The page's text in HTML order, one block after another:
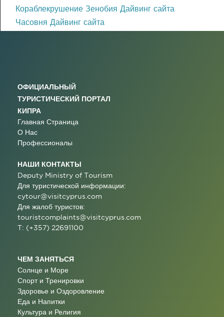
Кораблекрушение Зенобия Дайвинг сайта
Часовня Дайвинг сайта
ОФИЦИАЛЬНЫЙ
ТУРИСТИЧЕСКИЙ ПОРТАЛ
КИПРА
Главная Страница
О Нас
Профессионалы
НАШИ КОНТАКТЫ
Deputy Ministry of Tourism
Для туристической информации:
cytour@visitcyprus.com
Для жалоб туристов:
touristcomplaints@visitcyprus.com
T: (+357) 22691100
ЧЕМ ЗАНЯТЬСЯ
Солнце и Море
Спорт и Тренировки
Здоровье и Оздоровление
Еда и Напитки
Культура и Религия